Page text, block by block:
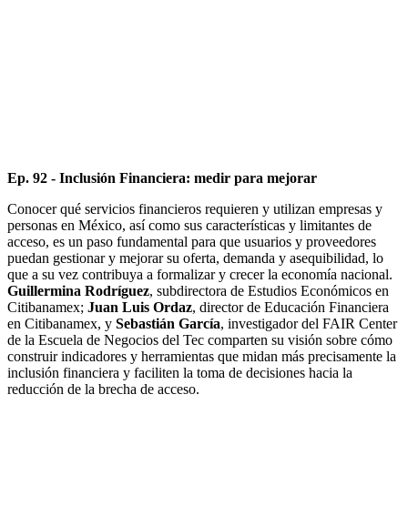
Ep. 92 - Inclusión Financiera: medir para mejorar
Conocer qué servicios financieros requieren y utilizan empresas y
personas en México, así como sus características y limitantes de
acceso, es un paso fundamental para que usuarios y proveedores
puedan gestionar y mejorar su oferta, demanda y asequibilidad, lo
que a su vez contribuya a formalizar y crecer la economía nacional.
Guillermina Rodríguez, subdirectora de Estudios Económicos en
Citibanamex; Juan Luis Ordaz, director de Educación Financiera
en Citibanamex, y Sebastián García, investigador del FAIR Center
de la Escuela de Negocios del Tec comparten su visión sobre cómo
construir indicadores y herramientas que midan más precisamente la
inclusión financiera y faciliten la toma de decisiones hacia la
reducción de la brecha de acceso.